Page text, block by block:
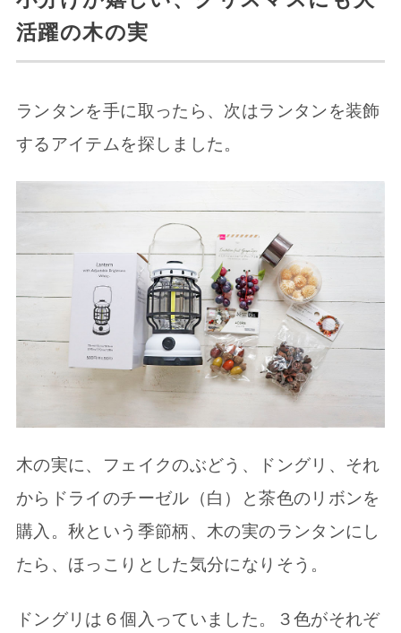
活躍の木の実
ランタンを手に取ったら、次はランタンを装飾
するアイテムを探しました。
木の実に、フェイクのぶどう、ドングリ、それ
からドライのチーゼル（白）と茶色のリボンを
購入。秋という季節柄、木の実のランタンにし
たら、ほっこりとした気分になりそう。
ドングリは６個入っていました。３色がそれぞ